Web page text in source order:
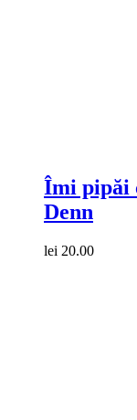
Îmi pipăi
Denn
lei 20.00